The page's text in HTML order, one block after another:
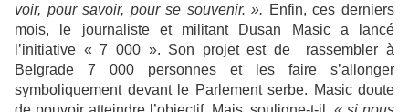
voir, pour savoir, pour se souvenir. ». Enfin, ces derniers
mois, le journaliste et militant Dusan Masic a lancé
l’initiative « 7 000 ». Son projet est de rassembler à
Belgrade 7 000 personnes et les faire s’allonger
symboliquement devant le Parlement serbe. Masic doute